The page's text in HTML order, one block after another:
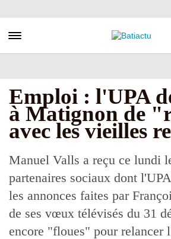
au
principal
Toggle navigation
Emploi : l'UPA
à Matignon de
avec les vieilles
Manuel Valls a reçu ce lundi
partenaires sociaux dont
les annonces faites par
de ses vœux télévisés du 31
encore "floues" pour relancer